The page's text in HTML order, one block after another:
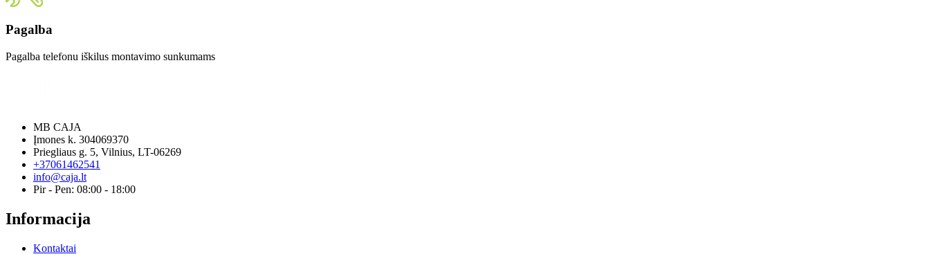
Pagalba
Pagalba telefonu iškilus montavimo sunkumams
MB CAJA
Įmones k. 304069370
Priegliaus g. 5, Vilnius, LT-06269
+37061462541
info@caja.lt
Pir - Pen: 08:00 - 18:00
Informacija
Kontaktai